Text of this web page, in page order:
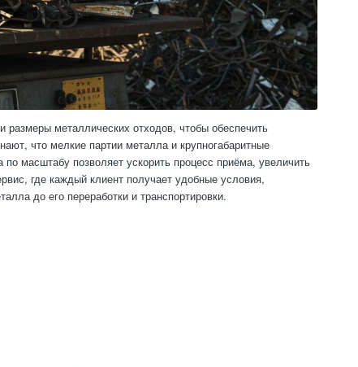
металлических отходов, чтобы обеспечить
что мелкие партии металла и крупногабаритные
масштабу позволяет ускорить процесс приёма, увеличить
где каждый клиент получает удобные условия,
до его переработки и транспортировки.